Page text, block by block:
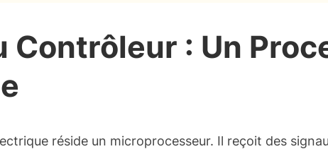
Contrôleur : Un
réside un microprocesseur. Il reçoit des